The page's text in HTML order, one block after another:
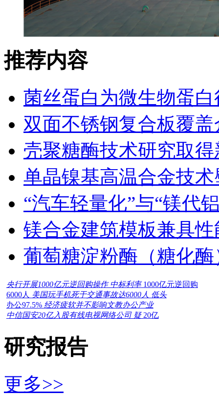
推荐内容
菌丝蛋白为微生物蛋
双面不锈钢复合板覆
壳聚糖酶技术研究取
单晶镍基高温合金技
“汽车轻量化”与“镁代
镁合金建筑模板兼具
葡萄糖淀粉酶（糖化
央行开展1000亿元逆回购操作 中标利率 1000亿元逆回购
6000人 美国玩手机死于交通事故达6000人 低头
办公97.5% 经济疲软并不影响文教办公产业
中信国安20亿入股有线电视网络公司 疑 20亿
研究报告
更多>>